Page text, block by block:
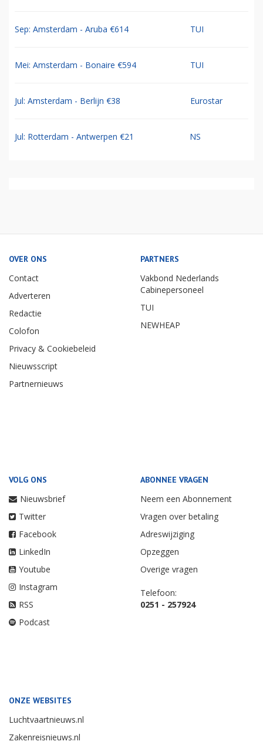
Sep: Amsterdam - Aruba €614 TUI
Mei: Amsterdam - Bonaire €594 TUI
Jul: Amsterdam - Berlijn €38 Eurostar
Jul: Rotterdam - Antwerpen €21 NS
OVER ONS
Contact
Adverteren
Redactie
Colofon
Privacy & Cookiebeleid
Nieuwsscript
Partnernieuws
PARTNERS
Vakbond Nederlands
Cabinepersoneel
TUI
NEWHEAP
VOLG ONS
Nieuwsbrief
Twitter
Facebook
LinkedIn
Youtube
Instagram
RSS
Podcast
ABONNEE VRAGEN
Neem een Abonnement
Vragen over betaling
Adreswijziging
Opzeggen
Overige vragen
Telefoon:
0251 - 257924
ONZE WEBSITES
Luchtvaartnieuws.nl
Zakenreisnieuws.nl